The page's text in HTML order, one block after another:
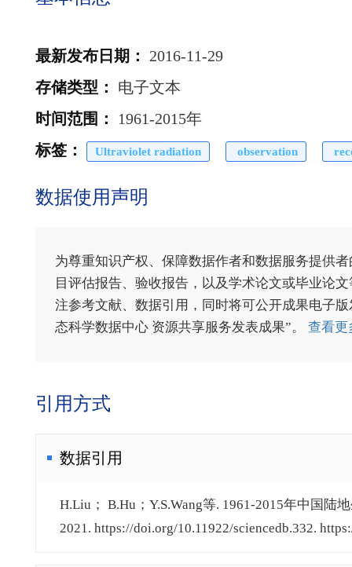
最新发布日期 ：
2016-11-29
存储类型 ：
电子文本
时间范围 ：
1961-2015年
标签 ： Ultraviolet radiation observation
数据使用声明
为尊重知识产权、保障数据作者和数据服务提供
目评估报告、验收报告，以及学术论文或毕业论
注参考文献、数据引用，同时将可公开成果电子
态科学数据中心 资源共享服务发表成果”。 查看
引用方式
数据引用
H.Liu； B.Hu；Y.S.Wang等. 1961-2015年中国
2021. https://doi.org/10.11922/sciencedb.332.